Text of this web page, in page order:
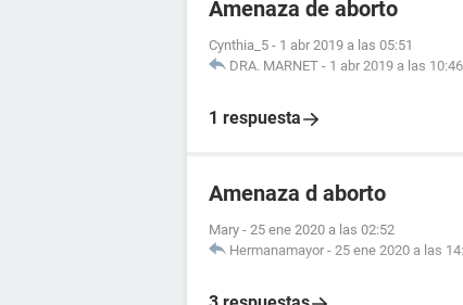
Amenaza de aborto
Cynthia_5 - 1 abr 2019 a las 05:51
DRA. MARNET - 1 abr 2019 a las 10:46
1 respuesta
Amenaza d aborto
Mary - 25 ene 2020 a las 02:52
Hermanamayor - 25 ene 2020 a las